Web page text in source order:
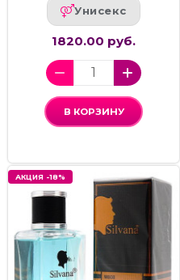
Унисекс
1820.00 руб.
В КОРЗИНУ
АКЦИЯ -18%